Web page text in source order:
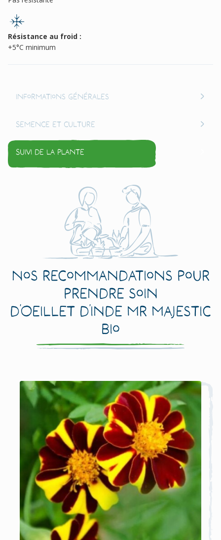
Résistance au froid :
+5°C minimum
Informations générales
Semence et culture
Suivi de la plante
Nos recommandations pour
prendre soin
d’Oeillet d’Inde Mr Majestic
Bio